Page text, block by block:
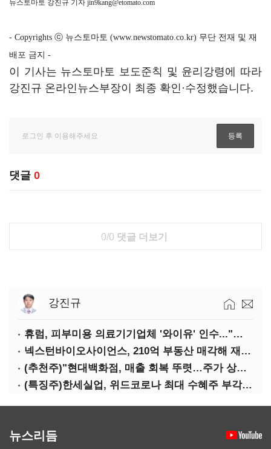
뉴스토마토 강진규 기자 jin9kang@etomato.com
- Copyrights ⓒ 뉴스토마토 (www.newstomato.co.kr) 무단 전재 및 재
배포 금지 -
이 기사는 뉴스토마토 보도준칙 및 윤리강령에 따라
강진규 온라인뉴스부장이 최종 확인·수정했습니다.
댓글 0
0/0 댓글 더보기
강진규
휴럼, 피부미용 의료기기업체 '와이유' 인수..."바이오 헬스케어 사업 확장"
넥스턴바이오사이언스, 210억 부동산 매각해 재무구조 개선
(추천주)"현대백화점, 매출 회복 뚜렷…주가 상승여력 충분"
(특징주)한세실업, 위드코로나 최대 수혜주 부각…5.74%↑
뉴스리듬